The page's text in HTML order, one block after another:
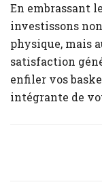
En embrassant
investissons
physique, mais
satisfaction
enfiler vos
intégrante de